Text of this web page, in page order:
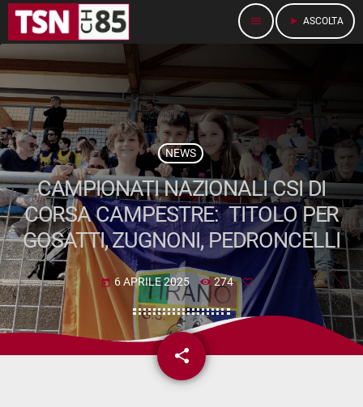
menu play_arrow ASCOLTA
NEWS
CAMPIONATI NAZIONALI CSI DI
CORSA CAMPESTRE: TITOLO PER
GOSATTI, ZUGNONI, PEDRONCELLI
today 6 APRILE 2025 274
share
email